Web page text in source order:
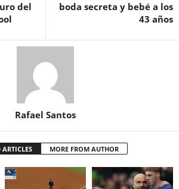
del
boda secreta y bebé a los
43 años
Rafael Santos
ARTICLES MORE FROM AUTHOR